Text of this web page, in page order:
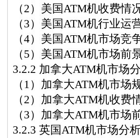
（2）美国ATM机收费情
（3）美国ATM机行业运
（4）美国ATM机市场竞
（5）美国ATM机市场前
3.2.2 加拿大ATM机市场
（1）加拿大ATM机市场
（2）加拿大ATM机收费
（3）加拿大ATM机市场
3.2.3 英国ATM机市场分